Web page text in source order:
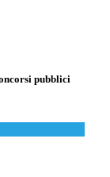
pubblici